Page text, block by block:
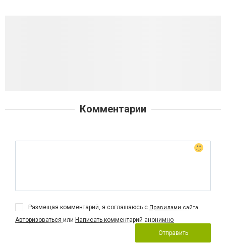
Комментарии
Размещая комментарий, я соглашаюсь с Правилами сайта
Авторизоваться или Написать комментарий анонимно
Отправить